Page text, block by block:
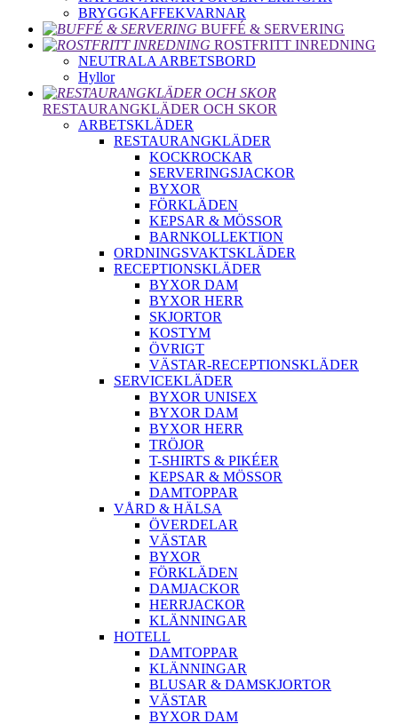
BRYGGKAFFEKVARNAR
BUFFÉ & SERVERING
ROSTFRITT INREDNING
NEUTRALA ARBETSBORD
Hyllor
RESTAURANGKLÄDER OCH SKOR
ARBETSKLÄDER
RESTAURANGKLÄDER
KOCKROCKAR
SERVERINGSJACKOR
BYXOR
FÖRKLÄDEN
KEPSAR & MÖSSOR
BARNKOLLEKTION
ORDNINGSVAKTSKLÄDER
RECEPTIONSKLÄDER
BYXOR DAM
BYXOR HERR
SKJORTOR
KOSTYM
ÖVRIGT
VÄSTAR-RECEPTIONSKLÄDER
SERVICEKLÄDER
BYXOR UNISEX
BYXOR DAM
BYXOR HERR
TRÖJOR
T-SHIRTS & PIKÉER
KEPSAR & MÖSSOR
DAMTOPPAR
VÅRD & HÄLSA
ÖVERDELAR
VÄSTAR
BYXOR
FÖRKLÄDEN
DAMJACKOR
HERRJACKOR
KLÄNNINGAR
HOTELL
DAMTOPPAR
KLÄNNINGAR
BLUSAR & DAMSKJORTOR
VÄSTAR
BYXOR DAM